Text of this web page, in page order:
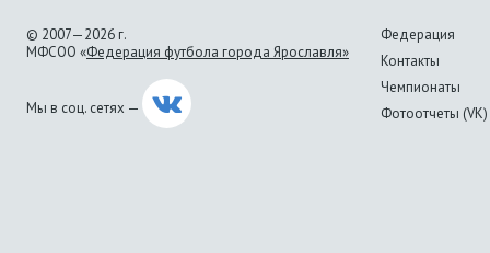
© 2007—2026 г.
МФСОО «Федерация футбола города Ярославля»
Мы в соц. сетях —
Федерация
Контакты
Чемпионаты
Фотоотчеты (VK)